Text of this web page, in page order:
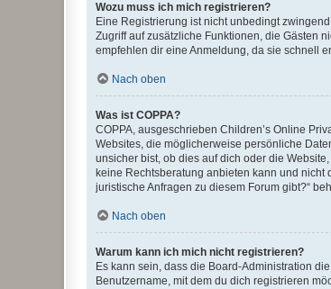
Wozu muss ich mich registrieren?
Eine Registrierung ist nicht unbedingt
Zugriff auf zusätzliche Funktionen, die Gästen
empfehlen dir eine Anmeldung, da sie schnell
Nach oben
Was ist COPPA?
COPPA, ausgeschrieben Children’s Online
Websites, die möglicherweise persönliche
unsicher bist, ob dies auf dich oder die
keine Rechtsberatung anbieten kann und
juristische Anfragen zu diesem Forum gibt?“
Nach oben
Warum kann ich mich nicht registrieren?
Es kann sein, dass die Board-Administration
Benutzername, mit dem du dich registrieren